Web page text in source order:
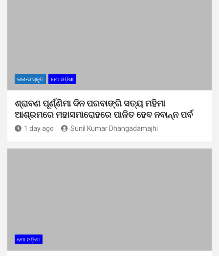
କଳା-ସଂସ୍କୃତି ମୋ ଓଡ଼ିଶା
ଶ୍ରାବଣ ପୂର୍ଣ୍ଣିମା ଦିନ ପରବାଙ୍ଗି ସତ୍ୟ ମହିମା
ଆଶ୍ରମରେ ମହାସମାରୋହରେ ପାଳିତ ହେବ ନବାନ୍ନ ପର୍ବ
1 day ago Sunil Kumar Dhangadamajhi
ମୋ ଓଡ଼ିଶା